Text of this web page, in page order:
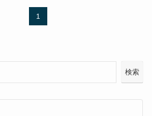
1
検索